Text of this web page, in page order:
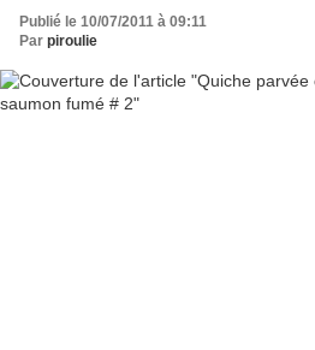
Publié le 10/07/2011 à 09:11
Par piroulie